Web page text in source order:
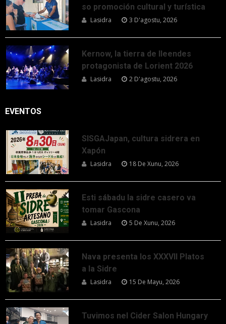
so promoción cultural y turística
Lasidra 3 D'agostu, 2026
Kernow, la tierra de lleendes
protagonista de Lorient 2026
Lasidra 2 D'agostu, 2026
EVENTOS
SISGAJapan, cultura sidrera en
Xapón
Lasidra 18 De Xunu, 2026
Esti sábadu la sidre casero va
tomar Gascona
Lasidra 5 De Xunu, 2026
Nava presenta los XXXVII Platos
a la Sidre
Lasidra 15 De Mayu, 2026
Tuvimos nel Cider Salon Hungary